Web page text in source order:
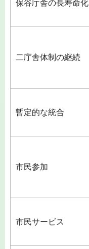
保谷庁舎の長寿命化
二庁舎体制の継続
暫定的な統合
市民参加
市民サービス